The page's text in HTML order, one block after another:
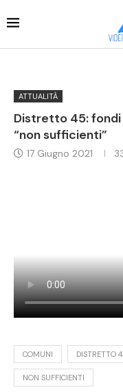
ATTUALITÀ
Distretto 45: fondi
“non sufficienti”
17 Giugno 2021
COMUNI DISTRETTO
NON SUFFICIENTI